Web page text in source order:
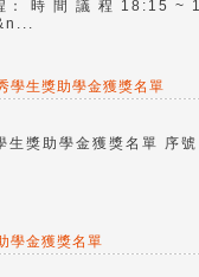
： 時 間 議 程 18:15
學生獎助學金獲獎名單
生獎助學金獲獎名單 序
學金獲獎名單